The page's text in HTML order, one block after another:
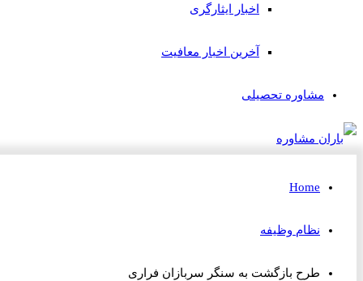
اخبار ایثارگری
آخرین اخبار معافیت
مشاوره تحصیلی
Home
نظام وظیفه
طرح بازگشت به سنگر سربازان فراری